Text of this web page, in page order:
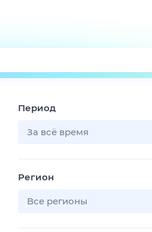
Поиск
ТВ-программа
Период
За всё время
Регион
Все регионы